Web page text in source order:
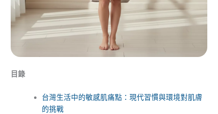
目錄
台灣生活中的敏感肌痛點：現代習慣與環境對肌膚
的挑戰